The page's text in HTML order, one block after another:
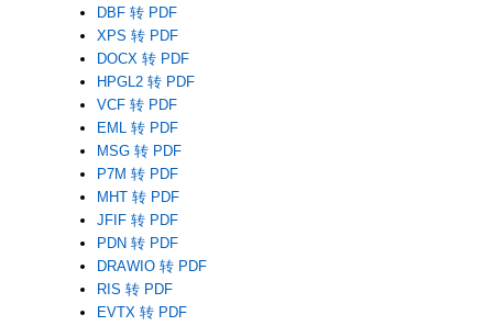
DBF 转 PDF
XPS 转 PDF
DOCX 转 PDF
HPGL2 转 PDF
VCF 转 PDF
EML 转 PDF
MSG 转 PDF
P7M 转 PDF
MHT 转 PDF
JFIF 转 PDF
PDN 转 PDF
DRAWIO 转 PDF
RIS 转 PDF
EVTX 转 PDF